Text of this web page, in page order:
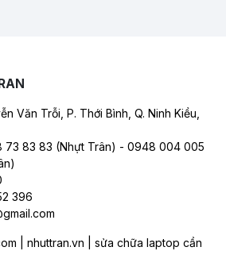
Văn Trỗi, P. Thới Bình, Q. Ninh Kiều,
73 83 83 (Nhựt Trân) - 0948 004 005
396
| nhuttran.vn | sửa chữa laptop cần